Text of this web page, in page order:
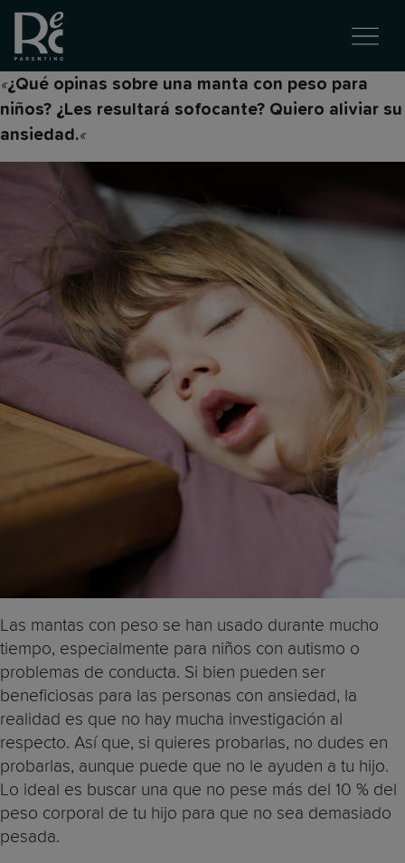
«¿Qué opinas sobre una manta con peso para
niños? ¿Les resultará sofocante? Quiero aliviar su
ansiedad.«
Las mantas con peso se han usado durante mucho
tiempo, especialmente para niños con autismo o
problemas de conducta. Si bien pueden ser
beneficiosas para las personas con ansiedad, la
realidad es que no hay mucha investigación al
respecto. Así que, si quieres probarlas, no dudes en
probarlas, aunque puede que no le ayuden a tu hijo.
Lo ideal es buscar una que no pese más del 10 % del
peso corporal de tu hijo para que no sea demasiado
pesada.